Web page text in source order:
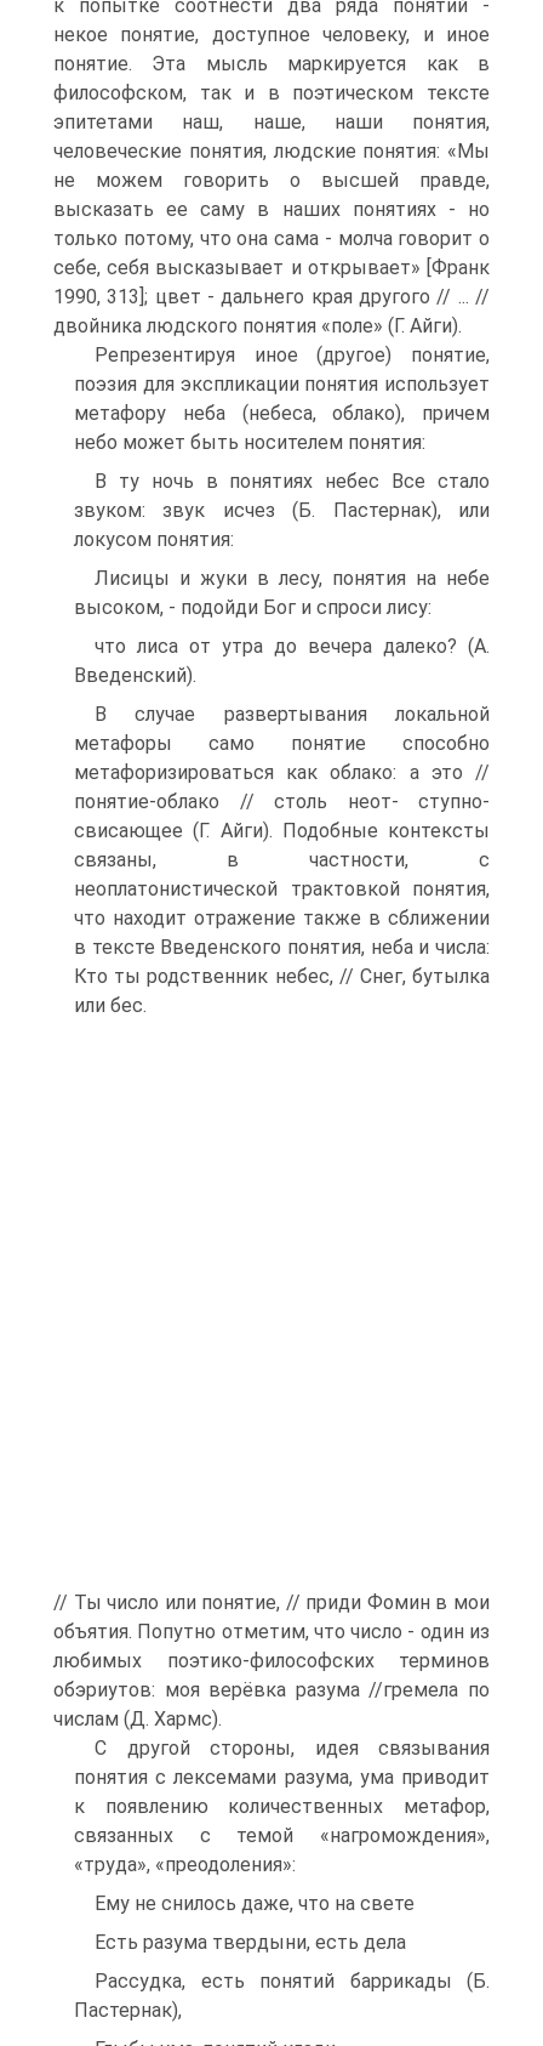
к попытке соотнести два ряда понятий -
некое понятие, доступное человеку, и иное
понятие. Эта мысль маркируется как в
философском, так и в поэтическом тексте
эпитетами наш, наше, наши понятия,
человеческие понятия, людские понятия: «Мы
не можем говорить о высшей правде,
высказать ее саму в наших понятиях - но
только потому, что она сама - молча говорит о
себе, себя высказывает и открывает» [Франк
1990, 313]; цвет - дальнего края другого // ... //
двойника людского понятия «поле» (Г. Айги).
Репрезентируя иное (другое) понятие,
поэзия для экспликации понятия использует
метафору неба (небеса, облако), причем
небо может быть носителем понятия:
В ту ночь в понятиях небес Все стало
звуком: звук исчез (Б. Пастернак), или
локусом понятия:
Лисицы и жуки в лесу, понятия на небе
высоком, - подойди Бог и спроси лису:
что лиса от утра до вечера далеко? (А.
Введенский).
В случае развертывания локальной
метафоры само понятие способно
метафоризироваться как облако: а это //
понятие-облако // столь неот- ступно-
свисающее (Г. Айги). Подобные контексты
связаны, в частности, с
неоплатонистической трактовкой понятия,
что находит отражение также в сближении
в тексте Введенского понятия, неба и числа:
Кто ты родственник небес, // Снег, бутылка
или бес.
// Ты число или понятие, // приди Фомин в мои
объятия. Попутно отметим, что число - один из
любимых поэтико-философских терминов
обэриутов: моя верёвка разума //гремела по
числам (Д. Хармс).
С другой стороны, идея связывания
понятия с лексемами разума, ума приводит
к появлению количественных метафор,
связанных с темой «нагромождения»,
«труда», «преодоления»:
Ему не снилось даже, что на свете
Есть разума твердыни, есть дела
Рассудка, есть понятий баррикады (Б.
Пастернак),